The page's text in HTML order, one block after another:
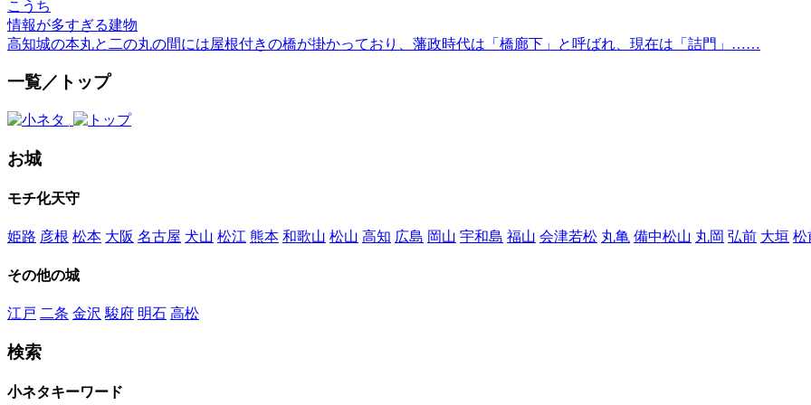
こうち
情報が多すぎる建物
高知城の本丸と二の丸の間には屋根付きの橋が掛かっており、藩政時代は「橋廊下」と呼ばれ、現在は「詰門」……
一覧／トップ
お城
モチ化天守
姫路 彦根 松本 大阪 名古屋 犬山 松江 熊本 和歌山 松山 高知 広島 岡山 宇和島 福山 会津若松 丸亀 備中松山 丸岡 弘前 大垣 松
その他の城
江戸 二条 金沢 駿府 明石 高松
検索
小ネタキーワード